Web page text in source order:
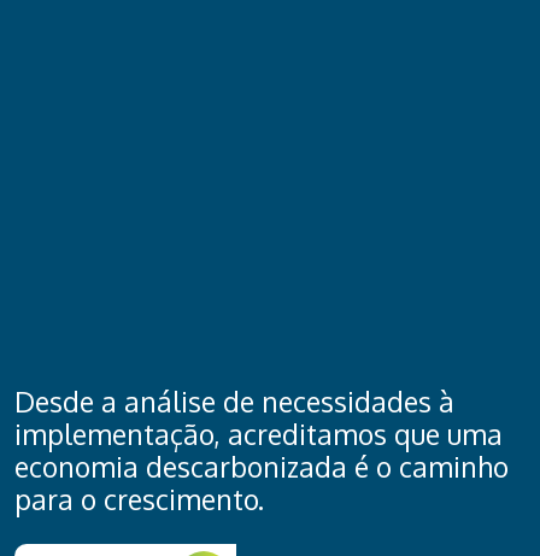
Desde a análise de necessidades à
implementação, acreditamos que uma
economia descarbonizada é o caminho
para o crescimento.